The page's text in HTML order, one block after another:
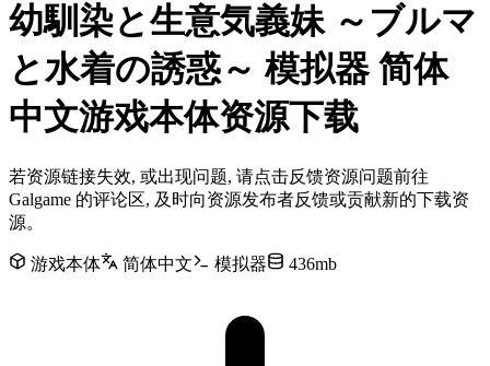
幼馴染と生意気義妹 ～ブルマ
と水着の誘惑～ 模拟器 简体
中文游戏本体资源下载
若资源链接失效, 或出现问题, 请点击反馈资源问题前往
Galgame 的评论区, 及时向资源发布者反馈或贡献新的下载资
源。
游戏本体 简体中文 模拟器 436mb